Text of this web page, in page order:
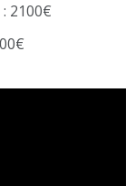
2100€